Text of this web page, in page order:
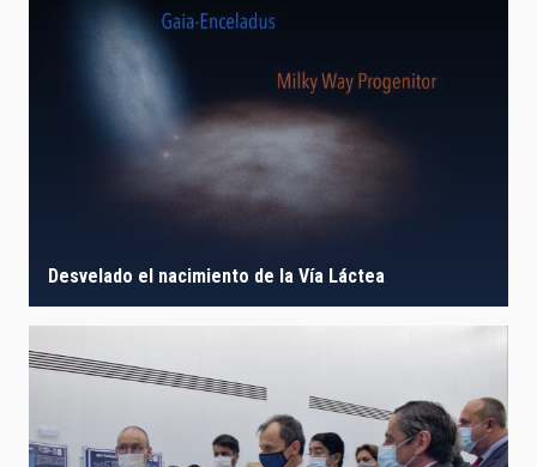
Desvelado el nacimiento de la Vía Láctea